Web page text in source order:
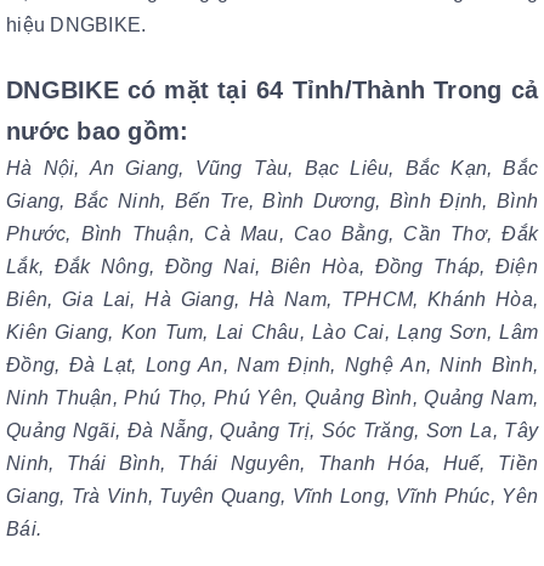
hiệu DNGBIKE.
DNGBIKE có mặt tại 64 Tỉnh/Thành Trong cả
nước bao gồm:
Hà Nội, An Giang, Vũng Tàu, Bạc Liêu, Bắc Kạn, Bắc
Giang, Bắc Ninh, Bến Tre, Bình Dương, Bình Định, Bình
Phước, Bình Thuận, Cà Mau, Cao Bằng, Cần Thơ, Đắk
Lắk, Đắk Nông, Đồng Nai, Biên Hòa, Đồng Tháp, Điện
Biên, Gia Lai, Hà Giang, Hà Nam, TPHCM, Khánh Hòa,
Kiên Giang, Kon Tum, Lai Châu, Lào Cai, Lạng Sơn, Lâm
Đồng, Đà Lạt, Long An, Nam Định, Nghệ An, Ninh Bình,
Ninh Thuận, Phú Thọ, Phú Yên, Quảng Bình, Quảng Nam,
Quảng Ngãi, Đà Nẵng, Quảng Trị, Sóc Trăng, Sơn La, Tây
Ninh, Thái Bình, Thái Nguyên, Thanh Hóa, Huế, Tiền
Giang, Trà Vinh, Tuyên Quang, Vĩnh Long, Vĩnh Phúc, Yên
Bái.